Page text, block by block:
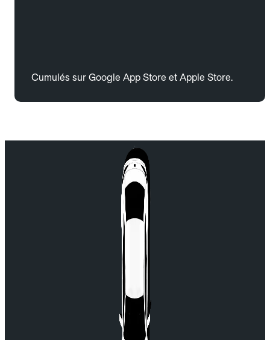
Cumulés sur Google App Store et Apple Store.